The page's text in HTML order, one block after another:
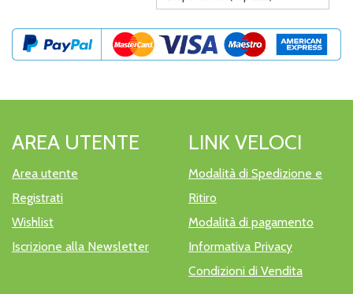
AREA UTENTE
Area utente
Registrati
Wishlist
Iscrizione alla Newsletter
LINK VELOCI
Modalità di Spedizione e
Ritiro
Modalità di pagamento
Informativa Privacy
Condizioni di Vendita